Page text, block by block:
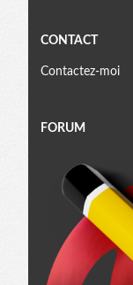
CONTACT
Contactez-moi
FORUM